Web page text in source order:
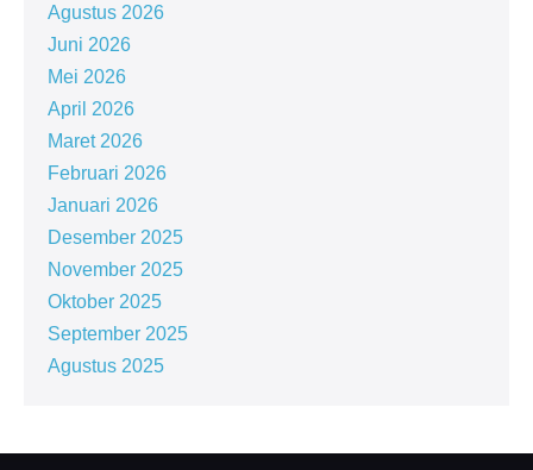
Agustus 2026
Juni 2026
Mei 2026
April 2026
Maret 2026
Februari 2026
Januari 2026
Desember 2025
November 2025
Oktober 2025
September 2025
Agustus 2025